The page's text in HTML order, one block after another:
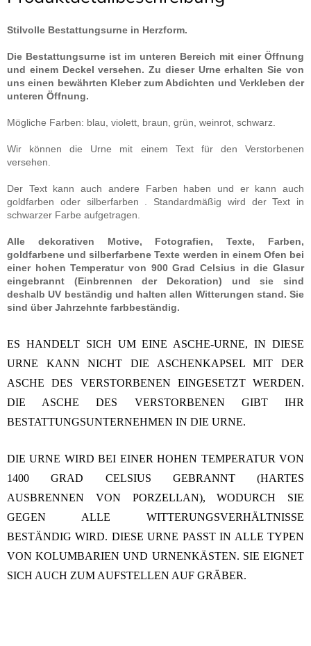
Stilvolle Bestattungsurne in Herzform.
Die Bestattungsurne ist im unteren Bereich mit einer Öffnung
und einem Deckel versehen. Zu dieser Urne erhalten Sie von
uns einen bewährten Kleber zum Abdichten und Verkleben der
unteren Öffnung.
Mögliche Farben: blau, violett, braun, grün, weinrot, schwarz.
Wir können die Urne mit einem Text für den Verstorbenen
versehen.
Der Text kann auch andere Farben haben und er kann auch
goldfarben oder silberfarben . Standardmäßig wird der Text in
schwarzer Farbe aufgetragen.
Alle dekorativen Motive, Fotografien, Texte, Farben,
goldfarbene und silberfarbene Texte werden in einem Ofen bei
einer hohen Temperatur von 900 Grad Celsius in die Glasur
eingebrannt (Einbrennen der Dekoration) und sie sind
deshalb UV beständig und halten allen Witterungen stand. Sie
sind über Jahrzehnte farbbeständig.
ES HANDELT SICH UM EINE ASCHE-URNE, IN DIESE
URNE KANN NICHT DIE ASCHENKAPSEL MIT DER
ASCHE DES VERSTORBENEN EINGESETZT WERDEN.
DIE ASCHE DES VERSTORBENEN GIBT IHR
BESTATTUNGSUNTERNEHMEN IN DIE URNE.
DIE URNE WIRD BEI EINER HOHEN TEMPERATUR VON
1400 GRAD CELSIUS GEBRANNT (HARTES
AUSBRENNEN VON PORZELLAN), WODURCH SIE
GEGEN ALLE WITTERUNGSVERHÄLTNISSE
BESTÄNDIG WIRD. DIESE URNE PASST IN ALLE TYPEN
VON KOLUMBARIEN UND URNENKÄSTEN. SIE EIGNET
SICH AUCH ZUM AUFSTELLEN AUF GRÄBER.